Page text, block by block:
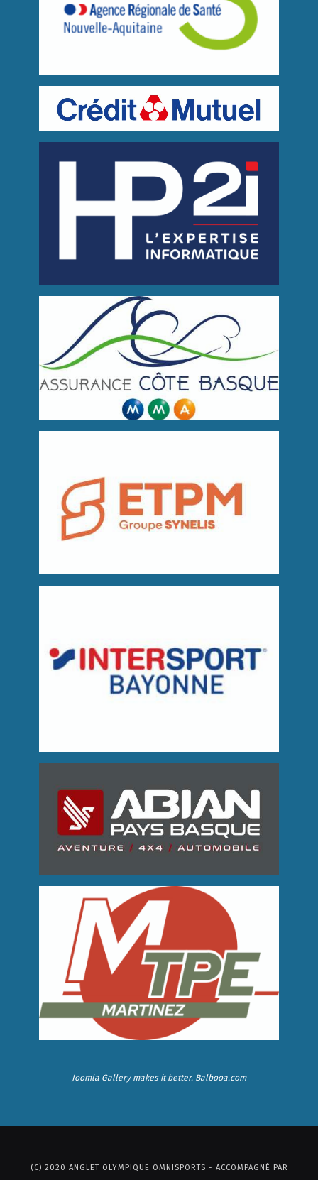
Joomla Gallerymakes it better. Balbooa.com
(C) 2020 ANGLET OLYMPIQUE OMNISPORTS - ACCOMPAGNÉ PAR